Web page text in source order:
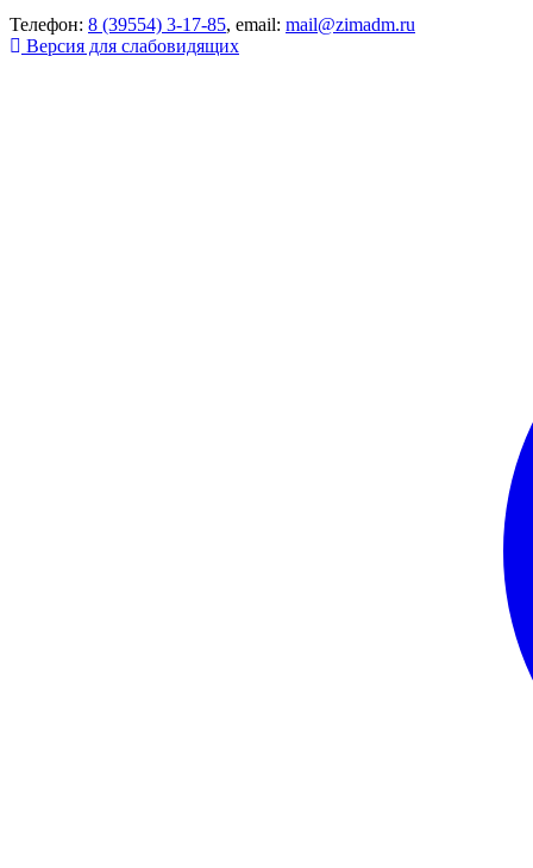
Телефон: 8 (39554) 3-17-85, email: mail@zimadm.ru
Версия для слабовидящих